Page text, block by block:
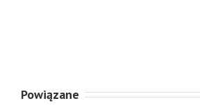
Powiązane